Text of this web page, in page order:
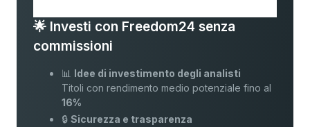
🌟 Investi con Freedom24 senza
commissioni
📊 Idee di investimento degli analisti
Titoli con rendimento medio potenziale fino al
16%
🔒Sicurezza e trasparenza